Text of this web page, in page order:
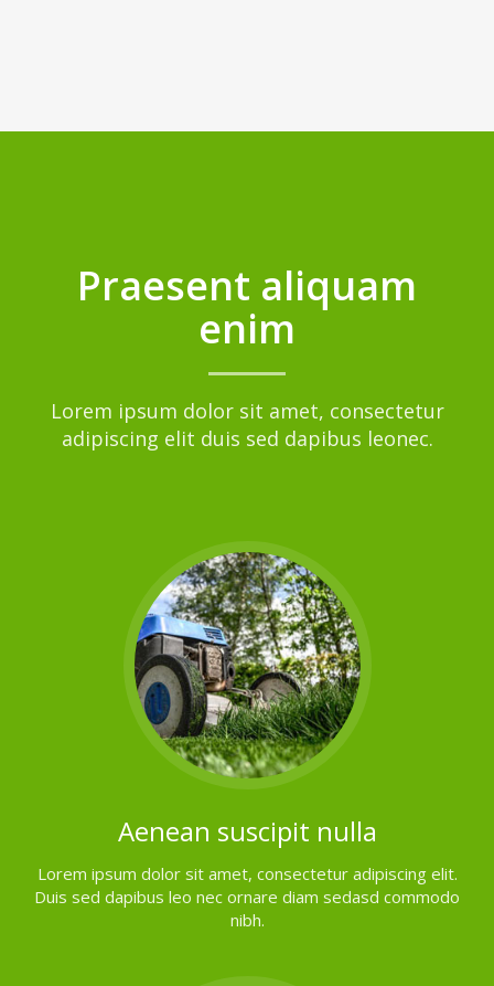
Praesent aliquam
enim
Lorem ipsum dolor sit amet, consectetur
adipiscing elit duis sed dapibus leonec.
Aenean suscipit nulla
Lorem ipsum dolor sit amet, consectetur adipiscing elit.
Duis sed dapibus leo nec ornare diam sedasd commodo
nibh.